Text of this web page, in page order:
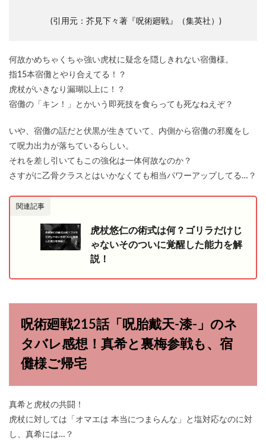
(引用元：芥見下々著『呪術廻戦』（集英社）)
何故かめちゃくちゃ強い虎杖に疑念を隠しきれない宿儺様。
指15本宿儺とやり合えてる！？
虎杖がいきなり漏瑚以上に！？
宿儺の「キン！」とかいう即死技を食らっても死なねえぞ？
いや、宿儺の話だと伏黒が生きていて、内側から宿儺の邪魔をし
て呪力出力が落ちているらしい。
それを差し引いてもこの強化は一体何故なのか？
さすがに乙骨クラスとはいかなくても相当パワーアップしてる…？
関連記事
虎杖悠仁の術式は何？ゴリラだけじ
ゃないそのついに覚醒した能力を解
説！
呪術廻戦215話「呪胎戴天-漆-」のネ
タバレ感想！真希と裏梅参戦も、宿
儺様ご帰宅
真希と虎杖の共闘！
虎杖に対しては「オマエは 本当につまらんな」と塩対応なのに対
し、真希には…？